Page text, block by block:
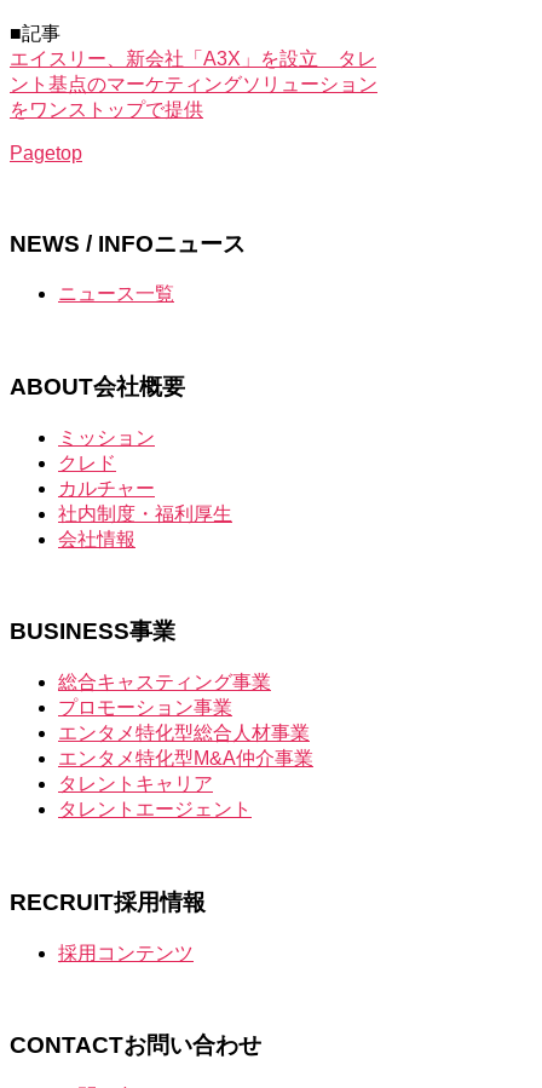
■記事
エイスリー、新会社「A3X」を設立 タレ
ント基点のマーケティングソリューション
をワンストップで提供
Pagetop
NEWS / INFOニュース
ニュース一覧
ABOUT会社概要
ミッション
クレド
カルチャー
社内制度・福利厚生
会社情報
BUSINESS事業
総合キャスティング事業
プロモーション事業
エンタメ特化型総合人材事業
エンタメ特化型M&A仲介事業
タレントキャリア
タレントエージェント
RECRUIT採用情報
採用コンテンツ
CONTACTお問い合わせ